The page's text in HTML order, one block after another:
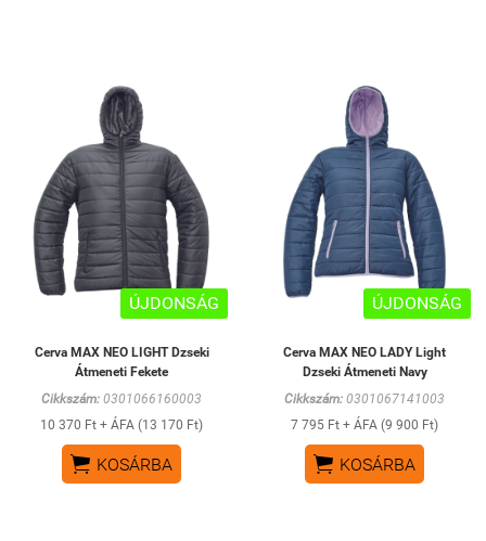
ÚJDONSÁG
Cerva MAX NEO LIGHT Dzseki
Átmeneti Fekete
Cikkszám: 0301066160003
10 370 Ft + ÁFA (13 170 Ft)
 KOSÁRBA
ÚJDONSÁG
Cerva MAX NEO LADY Light
Dzseki Átmeneti Navy
Cikkszám: 0301067141003
7 795 Ft + ÁFA (9 900 Ft)
 KOSÁRBA